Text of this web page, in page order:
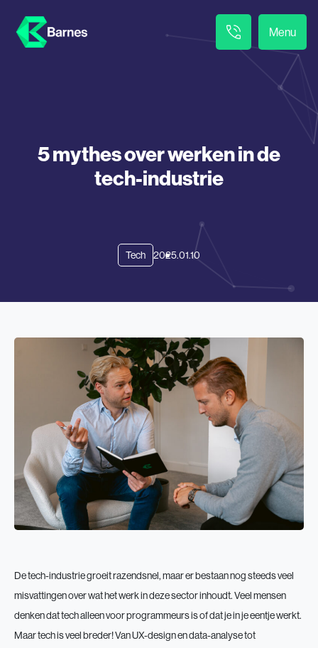
Menu
5 mythes over werken in de
tech-industrie
Tech 2025.01.10
De tech-industrie groeit razendsnel, maar er bestaan nog steeds veel
misvattingen over wat het werk in deze sector inhoudt. Veel mensen
denken dat tech alleen voor programmeurs is of dat je in je eentje werkt.
Maar tech is veel breder! Van UX-design en data-analyse tot